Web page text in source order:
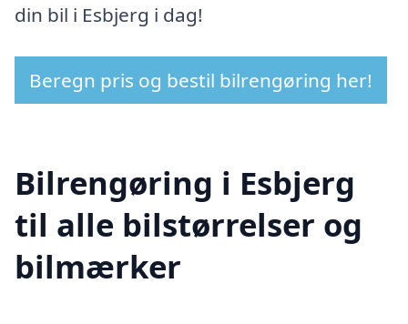
din bil i Esbjerg i dag!
Beregn pris og bestil bilrengøring her!
Bilrengøring i Esbjerg
til alle bilstørrelser og
bilmærker